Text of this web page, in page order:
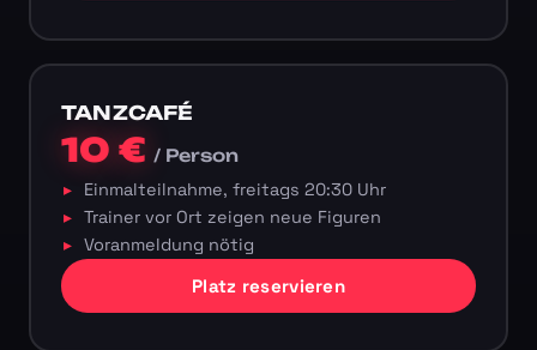
TANZCAFÉ
10 €/ Person
Einmalteilnahme, freitags 20:30 Uhr
Trainer vor Ort zeigen neue Figuren
Voranmeldung nötig
Platz reservieren